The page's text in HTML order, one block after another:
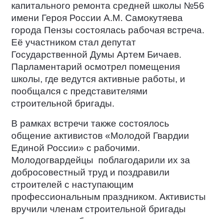
капитального ремонта средней школы №56
имени Героя России А.М. Самокутяева
города Пензы состоялась рабочая встреча.
Её участником стал депутат
Государственной Думы Артем Бичаев.
Парламентарий осмотрел помещения
школы, где ведутся активные работы, и
пообщался с представителями
строительной бригады.
В рамках встречи также состоялось
общение активистов «Молодой Гвардии
Единой России» с рабочими.
Молодогвардейцы поблагодарили их за
добросовестный труд и поздравили
строителей с наступающим
профессиональным праздником. Активисты
вручили членам строительной бригады